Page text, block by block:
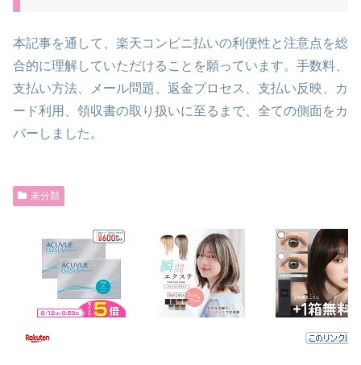
本記事を通して、楽天コンビニ払いの利便性と注意点を総
合的に理解していただけることを願っています。手数料、
支払い方法、メール問題、返金プロセス、支払い反映、カ
ード利用、領収書の取り扱いに至るまで、全ての側面をカ
バーしました。
未分類